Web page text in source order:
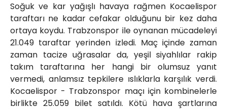
Soğuk ve kar yağışlı havaya rağmen Kocaelispor
taraftarı ne kadar cefakar olduğunu bir kez daha
ortaya koydu. Trabzonspor ile oynanan mücadeleyi
21.049 taraftar yerinden izledi. Maç içinde zaman
zaman tacize uğrasalar da, yeşil siyahlılar rakip
takım taraftarına her hangi bir olumsuz yanıt
vermedi, anlamsız tepkilere ıslıklarla karşılık verdi.
Kocaelispor - Trabzonspor maçı için kombinelerle
birlikte 25.059 bilet satıldı. Kötü hava şartlarına